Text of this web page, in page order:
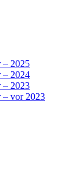
– 2025
– 2024
– 2023
– vor 2023